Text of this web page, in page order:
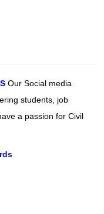
Our Social media
students, job
a passion for Civil